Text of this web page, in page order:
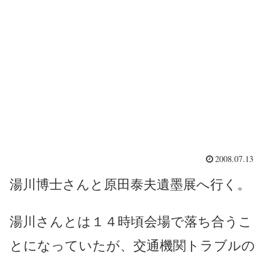
2008.07.13
湯川博士さんと原田泰夫遺墨展へ行く。
湯川さんとは１４時頃会場で落ち合うこ
とになっていたが、交通機関トラブルの